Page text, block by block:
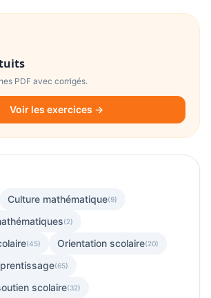
PDF avec corrigés.
Voir les exercices →
Culture mathématique(9)
(2)
(45) Orientation scolaire(20)
(65)
scolaire(32)